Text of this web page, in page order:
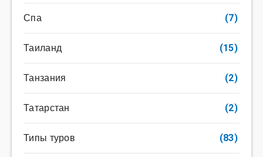
Спа (7)
Таиланд (15)
Танзания (2)
Татарстан (2)
Типы туров (83)